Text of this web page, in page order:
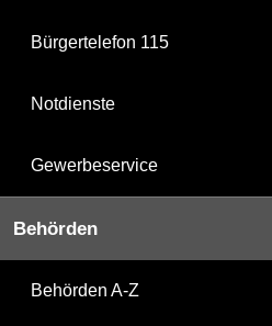
Bürgertelefon 115
Notdienste
Gewerbeservice
Behörden
Behörden A-Z